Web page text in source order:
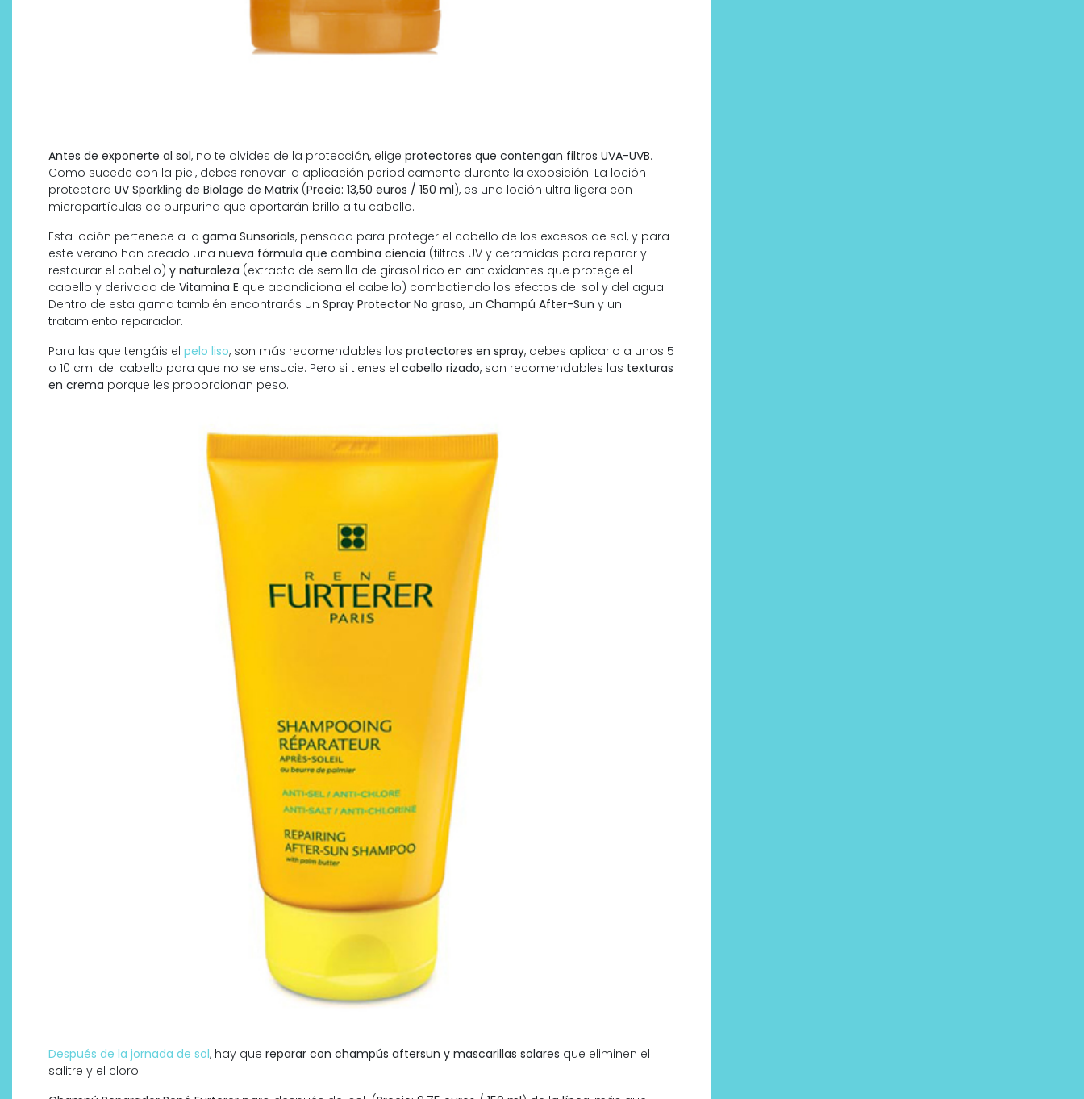
Antes de exponerte al sol, no te olvides de la protección, elige protectores que contengan filtros UVA-UVB.
Como sucede con la piel, debes renovar la aplicación periodicamente durante la exposición. La loción
protectora UV Sparkling de Biolage de Matrix (Precio: 13,50 euros / 150 ml), es una loción ultra ligera con
micropartículas de purpurina que aportarán brillo a tu cabello.
Esta loción pertenece a la gama Sunsorials, pensada para proteger el cabello de los excesos de sol, y para
este verano han creado una nueva fórmula que combina ciencia (filtros UV y ceramidas para reparar y
restaurar el cabello) y naturaleza (extracto de semilla de girasol rico en antioxidantes que protege el
cabello y derivado de Vitamina E que acondiciona el cabello) combatiendo los efectos del sol y del agua.
Dentro de esta gama también encontrarás un Spray Protector No graso, un Champú After-Sun y un
tratamiento reparador.
Para las que tengáis el pelo liso, son más recomendables los protectores en spray, debes aplicarlo a unos 5
o 10 cm. del cabello para que no se ensucie. Pero si tienes el cabello rizado, son recomendables las texturas
en crema porque les proporcionan peso.
Después de la jornada de sol, hay que reparar con champús aftersun y mascarillas solares que eliminen el
salitre y el cloro.